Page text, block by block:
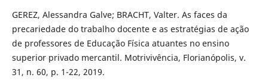
GEREZ, Alessandra Galve; BRACHT, Valter. As faces da
precariedade do trabalho docente e as estratégias de ação
de professores de Educação Física atuantes no ensino
superior privado mercantil. Motrivivência, Florianópolis, v.
31, n. 60, p. 1-22, 2019.